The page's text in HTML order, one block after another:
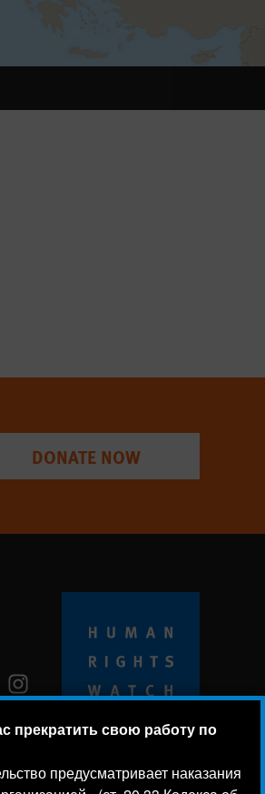
прекратить свою работу по
предусматривает наказания
DONATE NOW
Instagram